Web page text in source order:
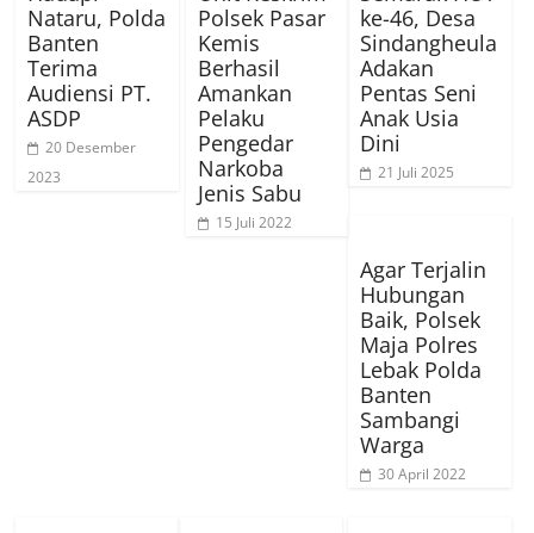
Nataru, Polda
Banten
Terima
Audiensi PT.
ASDP
20 Desember
2023
Polsek Pasar
Kemis
Berhasil
Amankan
Pelaku
Pengedar
Narkoba
Jenis Sabu
15 Juli 2022
ke-46, Desa
Sindangheula
Adakan
Pentas Seni
Anak Usia
Dini
21 Juli 2025
Agar Terjalin
Hubungan
Baik, Polsek
Maja Polres
Lebak Polda
Banten
Sambangi
Warga
30 April 2022